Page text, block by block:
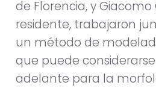
de Florencia, y
residente, trabajaron
un método de
que puede
adelante para la